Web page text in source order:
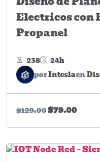
Electricos con
Propanel
238
24h
porInteslaen
$129.00$79.00